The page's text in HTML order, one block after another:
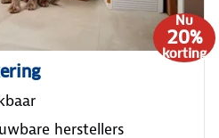
Nu
20%
korting
herstellers